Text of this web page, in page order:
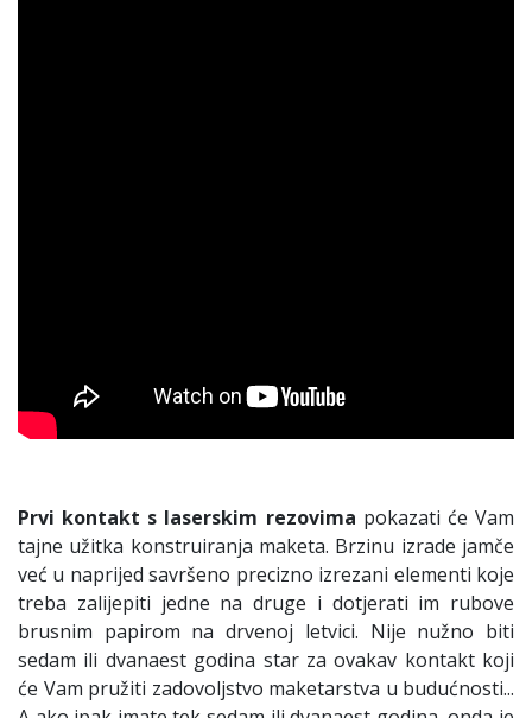
Prvi kontakt s laserskim rezovima pokazati će Vam
tajne užitka konstruiranja maketa. Brzinu izrade jamče
već u naprijed savršeno precizno izrezani elementi koje
treba zalijepiti jedne na druge i dotjerati im rubove
brusnim papirom na drvenoj letvici. Nije nužno biti
sedam ili dvanaest godina star za ovakav kontakt koji
će Vam pružiti zadovoljstvo maketarstva u budućnosti...